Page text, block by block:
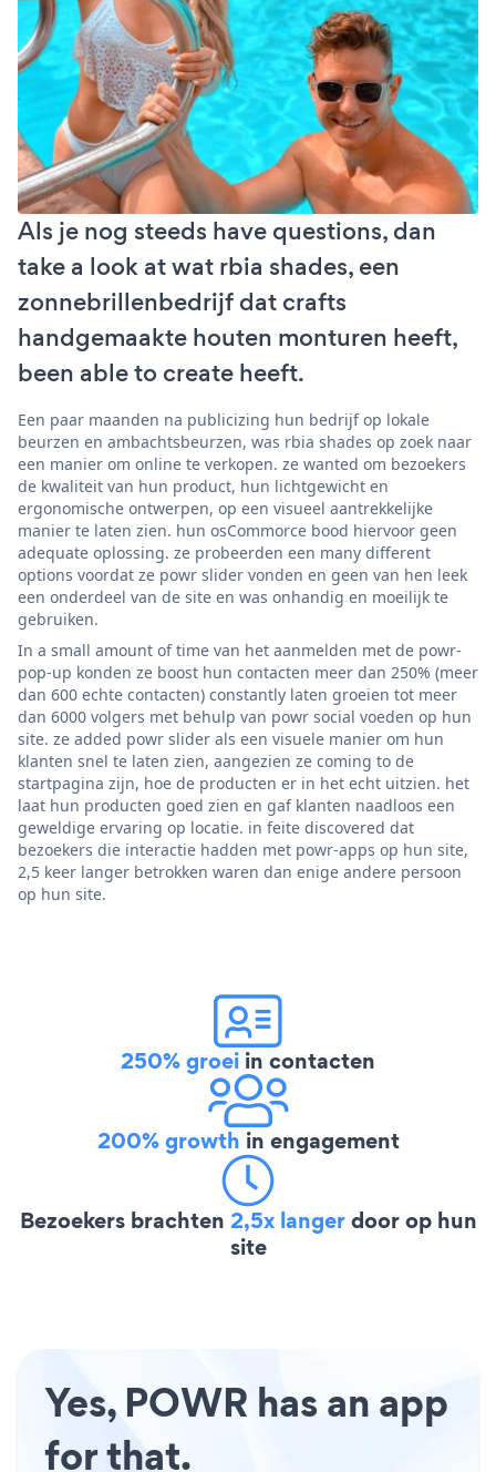
Als je nog steeds have questions, dan
take a look at wat rbia shades, een
zonnebrillenbedrijf dat crafts
handgemaakte houten monturen heeft,
been able to create heeft.
Een paar maanden na publicizing hun bedrijf op lokale
beurzen en ambachtsbeurzen, was rbia shades op zoek naar
een manier om online te verkopen. ze wanted om bezoekers
de kwaliteit van hun product, hun lichtgewicht en
ergonomische ontwerpen, op een visueel aantrekkelijke
manier te laten zien. hun osCommorce bood hiervoor geen
adequate oplossing. ze probeerden een many different
options voordat ze powr slider vonden en geen van hen leek
een onderdeel van de site en was onhandig en moeilijk te
gebruiken.
In a small amount of time van het aanmelden met de powr-
pop-up konden ze boost hun contacten meer dan 250% (meer
dan 600 echte contacten) constantly laten groeien tot meer
dan 6000 volgers met behulp van powr social voeden op hun
site. ze added powr slider als een visuele manier om hun
klanten snel te laten zien, aangezien ze coming to de
startpagina zijn, hoe de producten er in het echt uitzien. het
laat hun producten goed zien en gaf klanten naadloos een
geweldige ervaring op locatie. in feite discovered dat
bezoekers die interactie hadden met powr-apps op hun site,
2,5 keer langer betrokken waren dan enige andere persoon
op hun site.
250% groei in contacten
200% growth in engagement
Bezoekers brachten 2,5x langerdoor op hun
site
Yes, POWR has an app
for that.